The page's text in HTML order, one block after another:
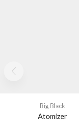
Big Black
Atomizer